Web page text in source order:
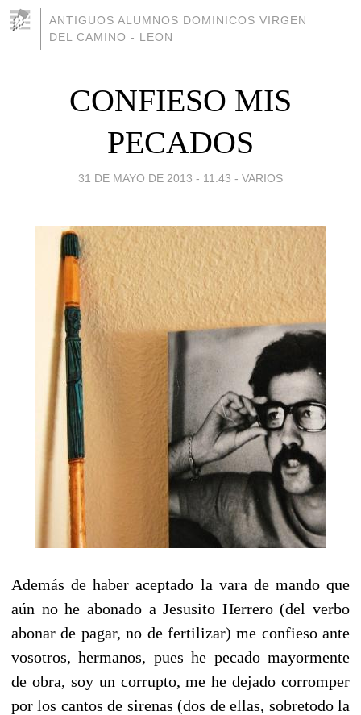
ANTIGUOS ALUMNOS DOMINICOS VIRGEN
DEL CAMINO - LEON
CONFIESO MIS
PECADOS
31 DE MAYO DE 2013 - 11:43 - VARIOS
Además de haber aceptado la vara de mando que
aún no he abonado a Jesusito Herrero (del verbo
abonar de pagar, no de fertilizar) me confieso ante
vosotros, hermanos, pues he pecado mayormente
de obra, soy un corrupto, me he dejado corromper
por los cantos de sirenas (dos de ellas, sobretodo la